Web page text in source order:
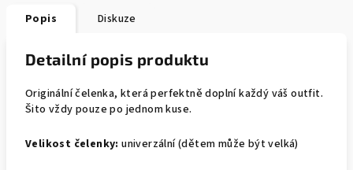
Popis Diskuze
Detailní popis produktu
Originální čelenka, která perfektně doplní každý váš outfit.
Šito vždy pouze po jednom kuse.
Velikost čelenky: univerzální (dětem může být velká)